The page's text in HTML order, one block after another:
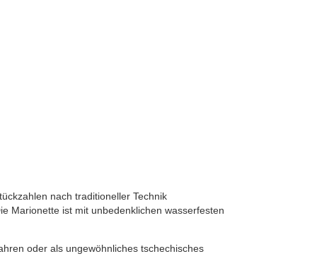
nach traditioneller Technik
Marionette ist mit unbedenklichen wasserfesten
oder als ungewöhnliches tschechisches